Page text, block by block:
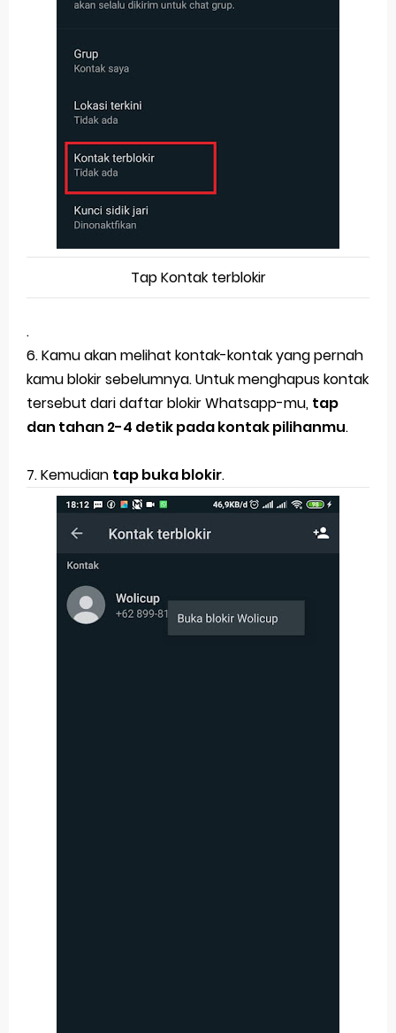
Tap Kontak terblokir
.
6. Kamu akan melihat kontak-kontak yang pernah
kamu blokir sebelumnya. Untuk menghapus kontak
tersebut dari daftar blokir Whatsapp-mu, tap
dan tahan 2-4 detik pada kontak pilihanmu.
7. Kemudian tap buka blokir.